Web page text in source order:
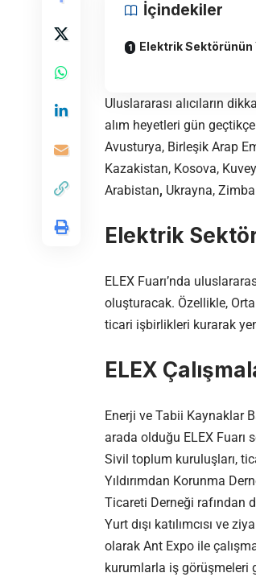
İçindekiler
Elektrik Sektörünün
Uluslararası alıcıların
alım heyetleri gün
Avusturya, Birleşik Arap
Kazakistan, Kosova,
Arabistan, Ukrayna,
Elektrik
ELEX Fuarı’nda
oluşturacak. Özellikle,
ticari işbirlikleri kurarak
ELEX
Enerji ve Tabii Kaynaklar
arada olduğu ELEX Fuarı
Sivil toplum kuruluşları,
Yıldırımdan Korunma
Ticareti Derneği rafından
Yurt dışı katılımcısı ve
olarak Ant Expo ile
kurumlarla iş görüşmeleri